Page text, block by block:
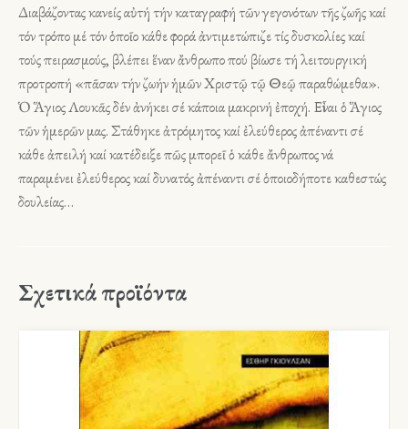
Διαβάζοντας κανείς αὐτή τήν καταγραφή τῶν γεγονότων τῆς ζωῆς καί
τόν τρόπο μέ τόν ὁποῖο κάθε φορά ἀντιμετώπιζε τίς δυσκολίες καί
τούς πειρασμούς, βλέπει ἕναν ἄνθρωπο πού βίωσε τή λειτουργική
προτροπή «πᾶσαν τήν ζωήν ἡμῶν Χριστῷ τῷ Θεῷ παραθώμεθα».
Ὁ Ἅγιος Λουκᾶς δέν ἀνήκει σέ κάποια μακρινή ἐποχή. Εἶναι ὁ Ἅγιος
τῶν ἡμερῶν μας. Στάθηκε ἀτρόμητος καί ἐλεύθερος ἀπέναντι σέ
κάθε ἀπειλή καί κατέδειξε πῶς μπορεῖ ὁ κάθε ἄνθρωπος νά
παραμένει ἐλεύθερος καί δυνατός ἀπέναντι σέ ὁποιοδήποτε καθεστώς
δουλείας…
Σχετικά προϊόντα